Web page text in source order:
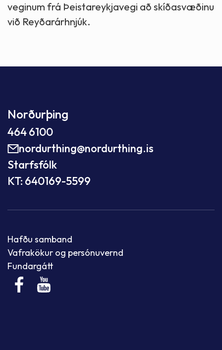
veginum frá Þeistareykjavegi að skíðasvæðinu
við Reyðarárhnjúk.
Norðurþing
464 6100
nordurthing@nordurthing.is
Starfsfólk
KT: 640169-5599
Hafðu samband
Vafrakökur og persónuvernd
Fundargátt